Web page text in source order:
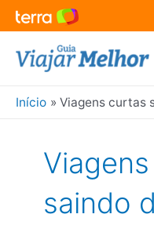
para
conteúdo
Início Viagens curtas
saindo